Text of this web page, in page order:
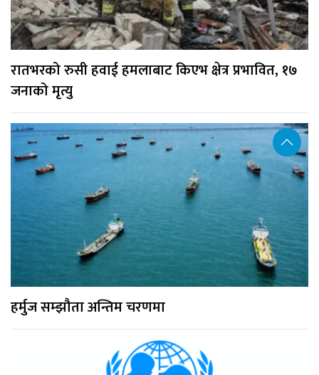
रातभरको रुसी हवाई हमलाबाट किएभ क्षेत्र प्रभावित, १७
जनाको मृत्यु
हर्मुज सम्झौता अन्तिम चरणमा